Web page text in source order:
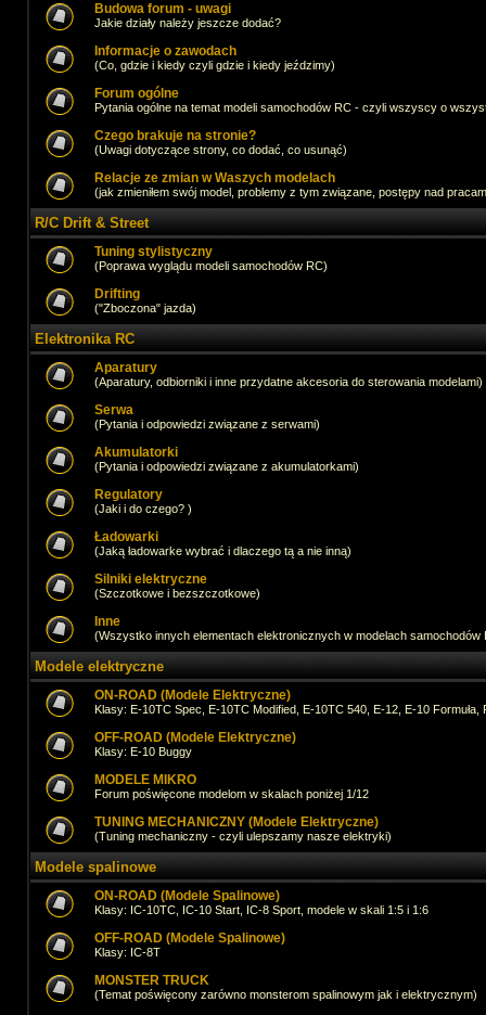
Budowa forum - uwagi
Jakie działy należy jeszcze dodać?
Informacje o zawodach
(Co, gdzie i kiedy czyli gdzie i kiedy jeździmy)
Forum ogólne
Pytania ogólne na temat modeli samochodów RC - czyli wszyscy o
Czego brakuje na stronie?
(Uwagi dotyczące strony, co dodać, co usunąć)
Relacje ze zmian w Waszych modelach
(jak zmieniłem swój model, problemy z tym związane, postępy nad
R/C Drift & Street
Tuning stylistyczny
(Poprawa wyglądu modeli samochodów RC)
Drifting
("Zboczona" jazda)
Elektronika RC
Aparatury
(Aparatury, odbiorniki i inne przydatne akcesoria do sterowania modelami)
Serwa
(Pytania i odpowiedzi związane z serwami)
Akumulatorki
(Pytania i odpowiedzi związane z akumulatorkami)
Regulatory
(Jaki i do czego? )
Ładowarki
(Jaką ładowarke wybrać i dlaczego tą a nie inną)
Silniki elektryczne
(Szczotkowe i bezszczotkowe)
Inne
(Wszystko innych elementach elektronicznych w modelach samochodów
Modele elektryczne
ON-ROAD (Modele Elektryczne)
Klasy: E-10TC Spec, E-10TC Modified, E-10TC 540, E-12, E-10 Formuła,
OFF-ROAD (Modele Elektryczne)
Klasy: E-10 Buggy
MODELE MIKRO
Forum poświęcone modelom w skalach poniżej 1/12
TUNING MECHANICZNY (Modele Elektryczne)
(Tuning mechaniczny - czyli ulepszamy nasze elektryki)
Modele spalinowe
ON-ROAD (Modele Spalinowe)
Klasy: IC-10TC, IC-10 Start, IC-8 Sport, modele w skali 1:5 i 1:6
OFF-ROAD (Modele Spalinowe)
Klasy: IC-8T
MONSTER TRUCK
(Temat poświęcony zarówno monsterom spalinowym jak i elektrycznym)